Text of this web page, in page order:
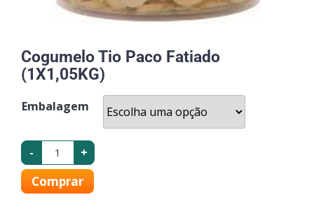
Cogumelo Tio Paco Fatiado
(1X1,05KG)
Embalagem
- +
Comprar